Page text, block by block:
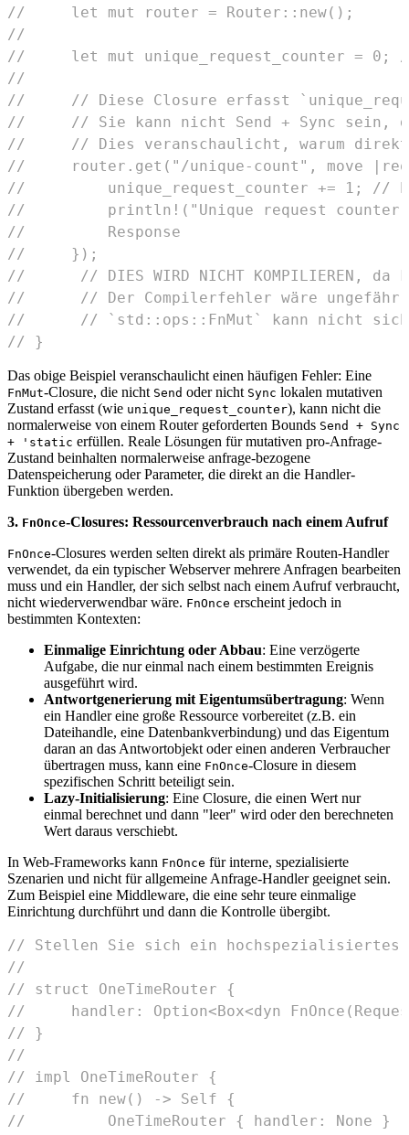
//     let mut router = Router::new();
//
//     let mut unique_request_counter = 0;
//
//     // Diese Closure erfasst
//     // Sie kann nicht Send + Sync sein,
//     // Dies veranschaulicht, warum direkte
//     router.get("/unique-count", move
//         unique_request_counter += 1; //
//         println!("Unique request counter:
//         Response
//     });
//      // DIES WIRD NICHT KOMPILIEREN,
//      // Der Compilerfehler wäre ungefähr:
//      // `std::ops::FnMut` kann nicht
// }
Das obige Beispiel veranschaulicht einen häufigen Fehler: Eine
FnMut-Closure, die nicht Send oder nicht Sync lokalen mutativen
Zustand erfasst (wie unique_request_counter), kann nicht die
normalerweise von einem Router geforderten Bounds Send + Sync
+ 'static erfüllen. Reale Lösungen für mutativen pro-Anfrage-
Zustand beinhalten normalerweise anfrage-bezogene
Datenspeicherung oder Parameter, die direkt an die Handler-
Funktion übergeben werden.
3. FnOnce-Closures: Ressourcenverbrauch nach einem Aufruf
FnOnce-Closures werden selten direkt als primäre Routen-Handler
verwendet, da ein typischer Webserver mehrere Anfragen bearbeiten
muss und ein Handler, der sich selbst nach einem Aufruf verbraucht,
nicht wiederverwendbar wäre. FnOnce erscheint jedoch in
bestimmten Kontexten:
Einmalige Einrichtung oder Abbau: Eine verzögerte
Aufgabe, die nur einmal nach einem bestimmten Ereignis
ausgeführt wird.
Antwortgenerierung mit Eigentumsübertragung: Wenn
ein Handler eine große Ressource vorbereitet (z.B. ein
Dateihandle, eine Datenbankverbindung) und das Eigentum
daran an das Antwortobjekt oder einen anderen Verbraucher
übertragen muss, kann eine FnOnce-Closure in diesem
spezifischen Schritt beteiligt sein.
Lazy-Initialisierung: Eine Closure, die einen Wert nur
einmal berechnet und dann "leer" wird oder den berechneten
Wert daraus verschiebt.
In Web-Frameworks kann FnOnce für interne, spezialisierte
Szenarien und nicht für allgemeine Anfrage-Handler geeignet sein.
Zum Beispiel eine Middleware, die eine sehr teure einmalige
Einrichtung durchführt und dann die Kontrolle übergibt.
// Stellen Sie sich ein hochspezialisiertes
//
// struct OneTimeRouter {
//     handler: Option<Box<dyn
// }
//
// impl OneTimeRouter {
//     fn new() -> Self {
//         OneTimeRouter { handler: None }